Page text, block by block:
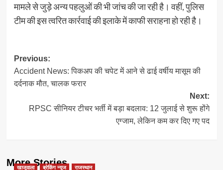
मामले से जुड़े अन्य पहलुओं की भी जांच की जा रही है। वहीं, पुलिस
टीम की इस त्वरित कार्रवाई की इलाके में काफी सराहना हो रही है।
Post
navigation
Previous:
Accident News: पिकअप की चपेट में आने से ढाई वर्षीय मासूम की
दर्दनाक मौत, चालक फरार
Next:
RPSC सीनियर टीचर भर्ती में बड़ा बदलाव: 12 जुलाई से शुरू होंगे
एग्जाम, लेकिन कम कर दिए गए पद
More Stories
खाजूवाला ब्रेकिंग न्यूज राजस्थान